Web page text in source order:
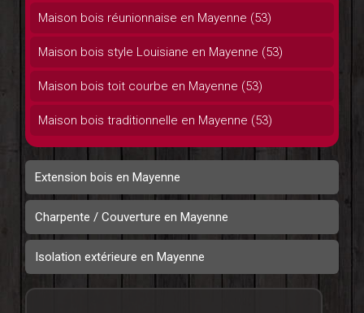
Maison bois réunionnaise en Mayenne (53)
Maison bois style Louisiane en Mayenne (53)
Maison bois toit courbe en Mayenne (53)
Maison bois traditionnelle en Mayenne (53)
Extension bois en Mayenne
Charpente / Couverture en Mayenne
Isolation extérieure en Mayenne